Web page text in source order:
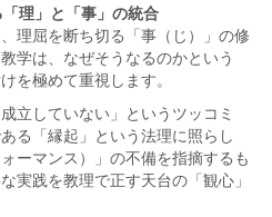
理」と「事」の統合
理屈を断ち切る「事（じ）」の修
学は、なぜそうなるのかという
を極めて重視します。
立していない」というツッコミ
る「縁起」という法理に照らし
ーマンス）」の不備を指摘するも
実践を教理で正す天台の「観心」